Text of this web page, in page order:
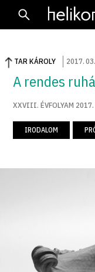
TAR KÁROLY 2017.03.
A rendes
XXVIII. ÉVFOLYAM
IRODALOM